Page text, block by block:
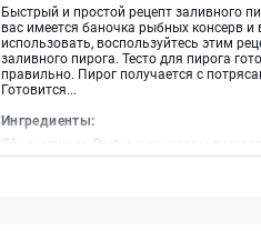
Быстрый и простой рецепт заливного
вас имеется баночка рыбных консерв и
использовать, воспользуйтесь этим
заливного пирога. Тесто для пирога
правильно. Пирог получается с
Готовится...
Ингредиенты:
Яйцо куриное, Рыбные консервы в